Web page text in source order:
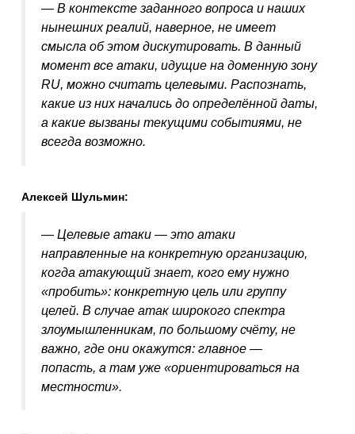
— В контексте заданного вопроса и наших
нынешних реалий, наверное, не имеет
смысла об этом дискутировать. В данный
момент все атаки, идущие на доменную зону
RU, можно считать целевыми. Распознать,
какие из них начались до определённой даты,
а какие вызваны текущими событиями, не
всегда возможно.
Алексей Шульмин:
— Целевые атаки — это атаки
направленные на конкретную организацию,
когда атакующий знает, кого ему нужно
«пробить»: конкретную цель или группу
целей. В случае атак широкого спектра
злоумышленникам, по большому счёту, не
важно, где они окажутся: главное —
попасть, а там уже «ориентироваться на
местности».